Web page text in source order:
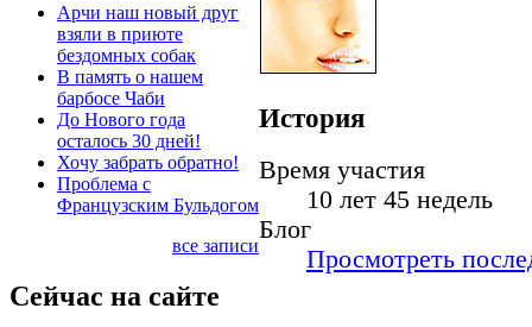
Арчи наш новый друг
взяли в приюте
бездомных собак
В память о нашем
барбосе Чаби
До Нового года
осталось 30 дней!
Хочу забрать обратно!
Проблема с
Французским Бульдогом
все записи
Сейчас на сайте
История
Время участия
10 лет 45 недель
Блог
Просмотреть